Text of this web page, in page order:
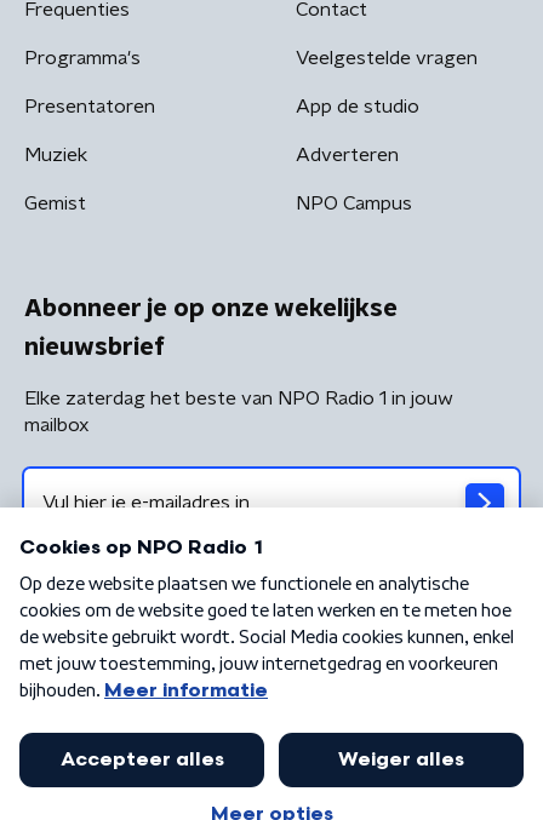
Frequenties
Programma's
Presentatoren
Muziek
Gemist
Contact
Veelgestelde vragen
App de studio
Adverteren
NPO Campus
Abonneer je op onze wekelijkse
nieuwsbrief
Elke zaterdag het beste van NPO Radio 1 in jouw
mailbox
Algemene voorwaarden